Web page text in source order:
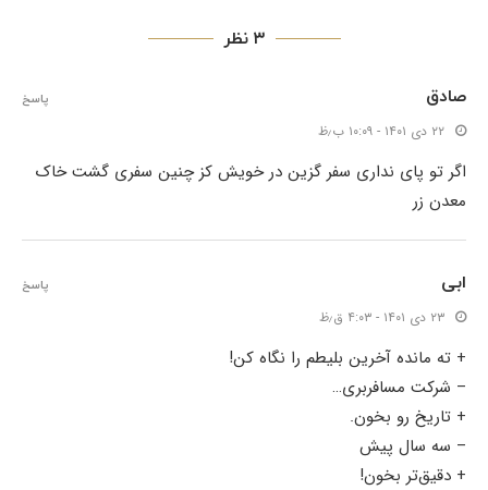
۳ نظر
صادق
۲۲ دی ۱۴۰۱ - ۱۰:۰۹ ب٫ظ
اگر تو پای نداری سفر گزین در خویش کز چنین سفری گشت خاک
معدن زر
پاسخ
ابی
۲۳ دی ۱۴۰۱ - ۴:۰۳ ق٫ظ
+ ته مانده آخرین بلیطم را نگاه کن!
– شرکت مسافربری…
+ تاریخ رو بخون.
– سه سال پیش
+ دقیق‌تر بخون!
پاسخ